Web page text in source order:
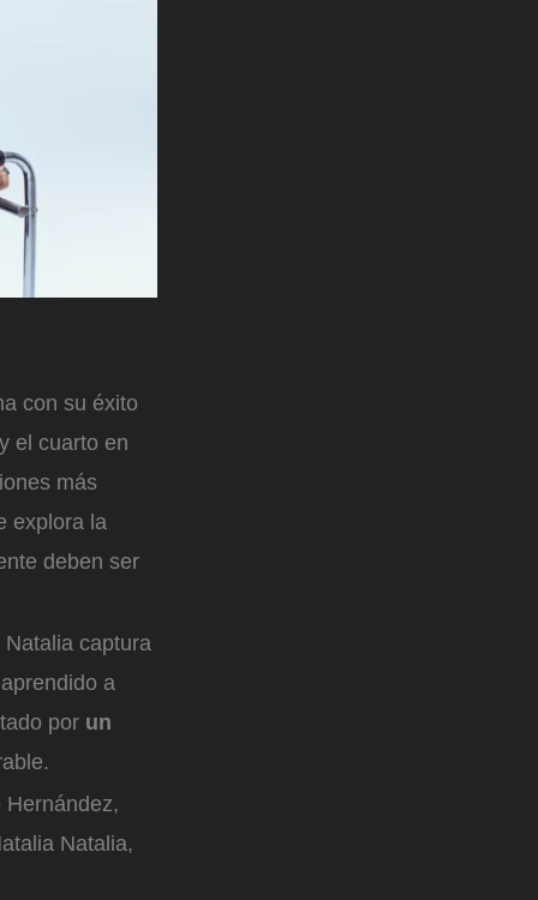
con su éxito
el cuarto en
más
explora la
deben ser
captura
a
por un
Hernández,
Natalia,